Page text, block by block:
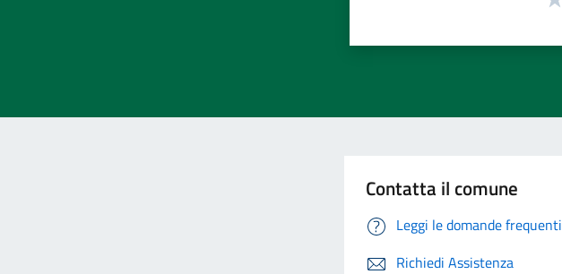
Contatta il comune
Leggi le domande frequenti
Richiedi Assistenza